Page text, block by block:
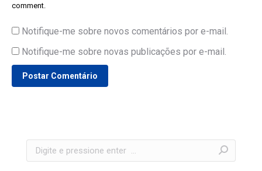
comment.
Notifique-me sobre novos comentários por e-mail.
Notifique-me sobre novas publicações por e-mail.
Postar Comentário
Search: